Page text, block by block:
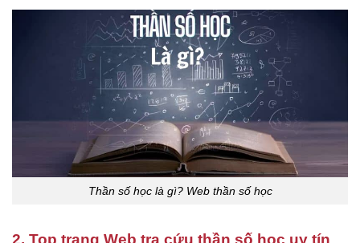
Thần số học là gì? Web thần số học